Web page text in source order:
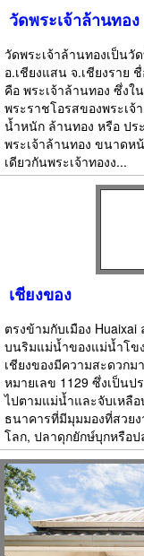
วัดพระเจ้าล้านทอง
วัดพระเจ้าล้านทองเป็นวั
อ.เชียงแสน จ.เชียงราย
คือ พระเจ้าล้านทอง ซึ่งใ
พระราชโอรสของพระเ
น้ำหนัก ล้านทอง หรือ ปร
พระเจ้าล้านทอง ขนาดห
เดียวกันพระเจ้าทองง...
เชียงของ
ตรงข้ามกับเมือง Huaixai
บนริมแม่น้ำของแม่น้ำโข
เชียงของมีความสะดวกม
หมายเลข 1129 ซึ่งเป็นป
ไปตามแม่น้ำและจับเหลื
ธนาคารที่มีมุมมองที่สวย
โลก, ปลาดุกยักษ์บุกหรือป